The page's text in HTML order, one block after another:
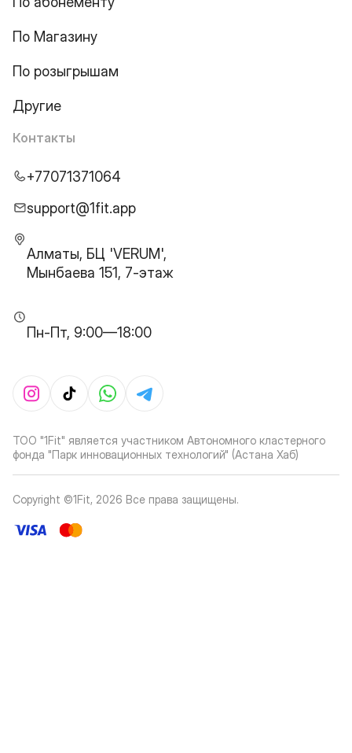
По Магазину
По розыгрышам
Другие
Контакты
+77071371064
support@1fit.app
Алматы, БЦ 'VERUM',
Мынбаева 151, 7-этаж
Пн-Пт, 9:00—18:00
ТОО "1Fit" является участником Автономного кластерного
фонда "Парк инновационных технологий" (Астана Хаб)
Copyright ©1Fit, 2026 Все права защищены.